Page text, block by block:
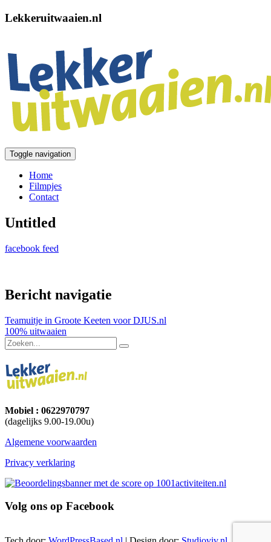
Lekkeruitwaaien.nl
Toggle navigation
Home
Filmpjes
Contact
Untitled
facebook feed
Bericht navigatie
Teamuitje in Groote Keeten voor DJUS.nl
100% uitwaaien
Mobiel : 0622970797
(dagelijks 9.00-19.00u)
Algemene voorwaarden
Privacy verklaring
Volg ons op Facebook